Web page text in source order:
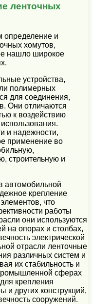
ленточных
определение и
хомутов,
нашло широкое
устройства,
полимерных
для соединения,
Они отличаются
к воздействию
и надежности,
применение во
строительную и
автомобильной
крепление
что
работы
они используются
на опорах и столбах,
электрической
отрасли ленточные
различных систем и
их стабильность и
сферах
крепления
и других конструкций,
сооружений.